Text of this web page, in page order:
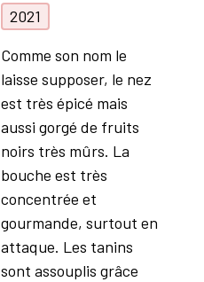
2021
Comme son nom le
laisse supposer, le nez
est très épicé mais
aussi gorgé de fruits
noirs très mûrs. La
bouche est très
concentrée et
gourmande, surtout en
attaque. Les tanins
sont assouplis grâce